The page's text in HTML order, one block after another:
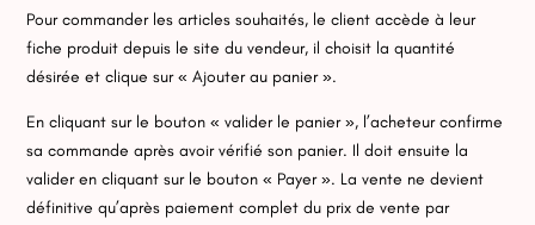
Pour commander les articles souhaités, le client accède à leur
fiche produit depuis le site du vendeur, il choisit la quantité
désirée et clique sur « Ajouter au panier ».
En cliquant sur le bouton « valider le panier », l’acheteur confirme
sa commande après avoir vérifié son panier. Il doit ensuite la
valider en cliquant sur le bouton « Payer ». La vente ne devient
définitive qu’après paiement complet du prix de vente par